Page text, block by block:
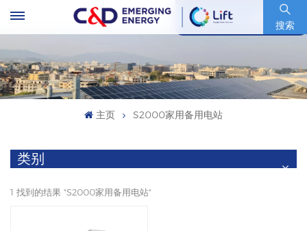
搜索
股票代码 : 600153.SH
主页 S2000家用备用电站
类别
1 找到的结果 "S2000家用备用电站"